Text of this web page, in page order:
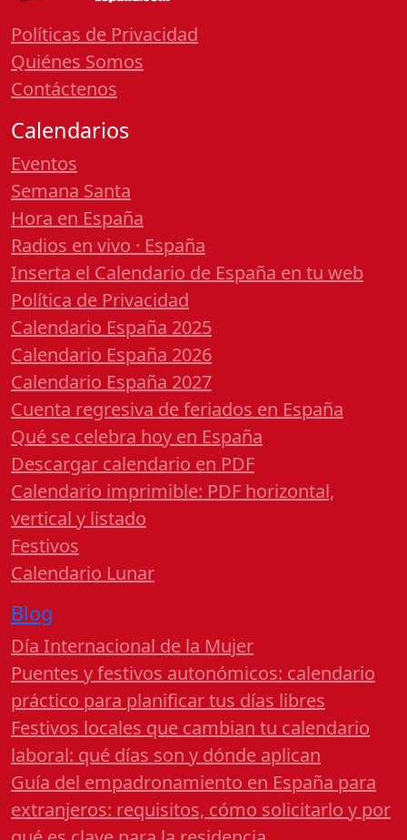
Políticas de Privacidad
Quiénes Somos
Contáctenos
Calendarios
Eventos
Semana Santa
Hora en España
Radios en vivo · España
Inserta el Calendario de España en tu web
Política de Privacidad
Calendario España 2025
Calendario España 2026
Calendario España 2027
Cuenta regresiva de feriados en España
Qué se celebra hoy en España
Descargar calendario en PDF
Calendario imprimible: PDF horizontal,
vertical y listado
Festivos
Calendario Lunar
Blog
Día Internacional de la Mujer
Puentes y festivos autonómicos: calendario
práctico para planificar tus días libres
Festivos locales que cambian tu calendario
laboral: qué días son y dónde aplican
Guía del empadronamiento en España para
extranjeros: requisitos, cómo solicitarlo y por